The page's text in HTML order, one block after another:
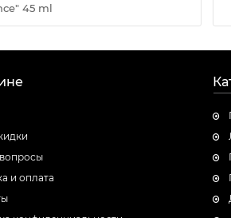
45 ml
и оплата